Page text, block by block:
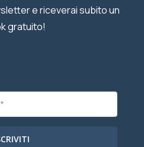
e riceverai subito un
gratuito!